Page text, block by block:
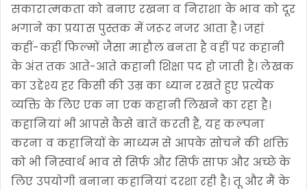
सकारात्मकता को बनाए रखना व निराशा के भाव को दूर
भगाने का प्रयास पुस्तक में जरूर नजर आता है। जहां
कहीं-कहीं फिल्मों जैसा माहौल बनता है वहीं पर कहानी
के अंत तक आते-आते कहानी शिक्षा पद हो जाती है। लेखक
का उद्देश्य हर किसी की उम्र का ध्यान रखते हुए प्रत्येक
व्यक्ति के लिए एक ना एक कहानी लिखने का रहा है।
कहानियां भी आपसे कैसे बातें करती हैं, यह कल्पना
करना व कहानियों के माध्यम से आपके सोचने की शक्ति
को भी निस्वार्थ भाव से सिर्फ और सिर्फ साफ और अच्छे के
लिए उपयोगी बनाना कहानियां दरशा रही है। तू और मैं के